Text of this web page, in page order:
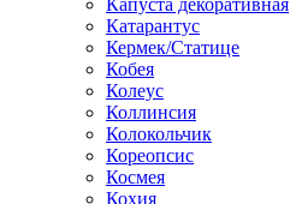
Капуста декоративная
Катарантус
Кермек/Статице
Кобея
Колеус
Коллинсия
Колокольчик
Кореопсис
Космея
Кохия